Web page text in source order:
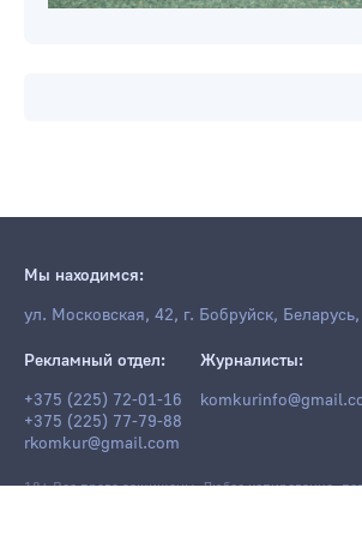
Мы находимся:
ул. Московская, 42, г. Бобруйск,
Рекламный отдел:
+375 (225) 72-01-16
+375 (225) 77-79-88
rkomkur@gmail.com
Журналисты:
18+ Все права защищены. Любое копирование,